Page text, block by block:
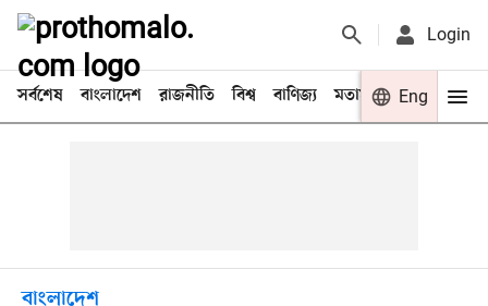
Login
সর্বশেষ বাংলাদেশ রাজনীতি বিশ্ব বাণিজ্য মতামত খেলা
Eng
বাংলাদেশ